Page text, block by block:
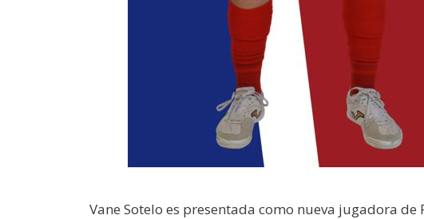
Vane Sotelo es presentada como nueva jugadora